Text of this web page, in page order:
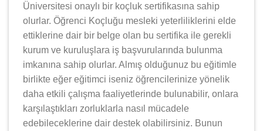
Üniversitesi onaylı bir koçluk sertifikasına sahip
olurlar. Öğrenci Koçluğu mesleki yeterliliklerini elde
ettiklerine dair bir belge olan bu sertifika ile gerekli
kurum ve kuruluşlara iş başvurularında bulunma
imkanına sahip olurlar. Almış olduğunuz bu eğitimle
birlikte eğer eğitimci iseniz öğrencilerinize yönelik
daha etkili çalışma faaliyetlerinde bulunabilir, onlara
karşılaştıkları zorluklarla nasıl mücadele
edebileceklerine dair destek olabilirsiniz. Bunun